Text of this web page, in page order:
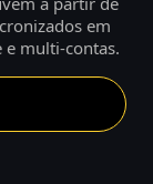
em
e multi-contas.